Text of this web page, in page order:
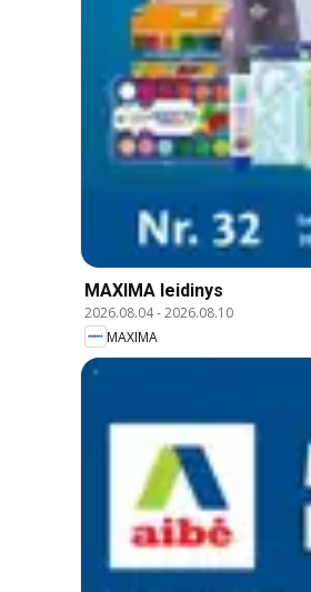
MAXIMA leidinys
2026.08.04-2026.08.10
MAXIMA